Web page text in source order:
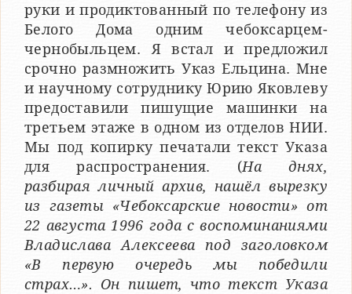
руки и продиктованный по телефону из
Белого Дома одним чебоксарцем-
чернобыльцем. Я встал и предложил
срочно размножить Указ Ельцина. Мне
и научному сотруднику Юрию Яковлеву
предоставили пишущие машинки на
третьем этаже в одном из отделов НИИ.
Мы под копирку печатали текст Указа
для распространения. (На днях,
разбирая личный архив, нашёл вырезку
из газеты «Чебоксарские новости» от
22 августа 1996 года с воспоминаниями
Владислава Алексеева под заголовком
«В первую очередь мы победили
страх…». Он пишет, что текст Указа